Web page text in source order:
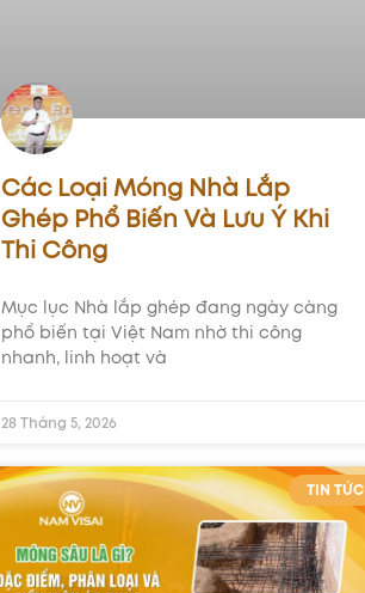
Các Loại Móng Nhà Lắp
Ghép Phổ Biến Và Lưu Ý Khi
Thi Công
Mục lục Nhà lắp ghép đang ngày càng
phổ biến tại Việt Nam nhờ thi công
nhanh, linh hoạt và
28 Tháng 5, 2026
TIN TỨC